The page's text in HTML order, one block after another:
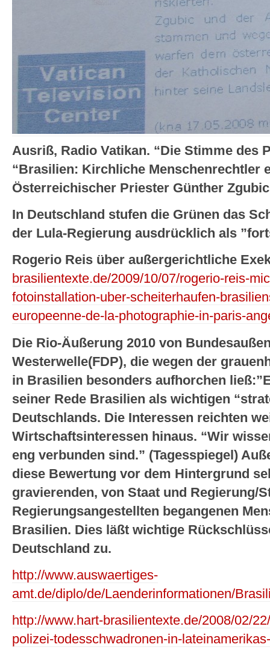
Ausriß, Radio Vatikan. “Die Stimme des
“Brasilien: Kirchliche Menschenrechtler
Österreichischer Priester Günther
In Deutschland stufen die Grünen das
der Lula-Regierung ausdrücklich als
Rogerio Reis über außergerichtliche
brasilientexte.de/2009/10/07/rogerio-reis-
fotoinstallation-uber-scheiterhaufen-
europeenne-de-la-photographie-in-paris-
Die Rio-Äußerung 2010 von
Westerwelle(FDP), die wegen der
in Brasilien besonders aufhorchen
seiner Rede Brasilien als wichtigen
Deutschlands. Die Interessen reichten
Wirtschaftsinteressen hinaus. “Wir
eng verbunden sind.” (Tagesspiegel)
diese Bewertung vor dem Hintergrund
gravierenden, von Staat und Regierung/
Regierungsangestellten begangenen
Brasilien. Dies läßt wichtige
Deutschland zu.
http://www.auswaertiges-
amt.de/diplo/de/Laenderinformationen/
http://www.hart-brasilientexte.de/2008/02/
polizei-todesschwadronen-in-